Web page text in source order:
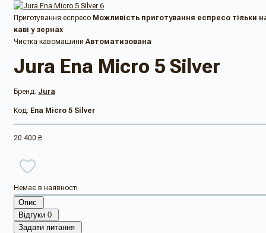
Приготування еспресо Можливість приготування еспресо тільки
каві у зернах
Чистка кавомашини Автоматизована
Jura Ena Micro 5 Silver
Бренд: Jura
Код: Ena Micro 5 Silver
20 400 ₴
Немає в наявності
Опис
Відгуки 0
Задати питання